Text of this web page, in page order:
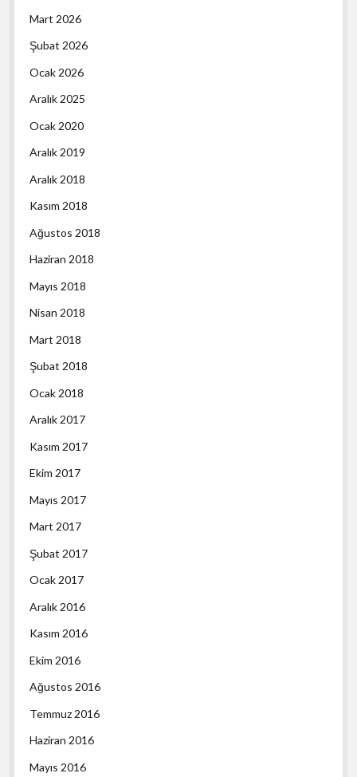
Mart 2026
Şubat 2026
Ocak 2026
Aralık 2025
Ocak 2020
Aralık 2019
Aralık 2018
Kasım 2018
Ağustos 2018
Haziran 2018
Mayıs 2018
Nisan 2018
Mart 2018
Şubat 2018
Ocak 2018
Aralık 2017
Kasım 2017
Ekim 2017
Mayıs 2017
Mart 2017
Şubat 2017
Ocak 2017
Aralık 2016
Kasım 2016
Ekim 2016
Ağustos 2016
Temmuz 2016
Haziran 2016
Mayıs 2016